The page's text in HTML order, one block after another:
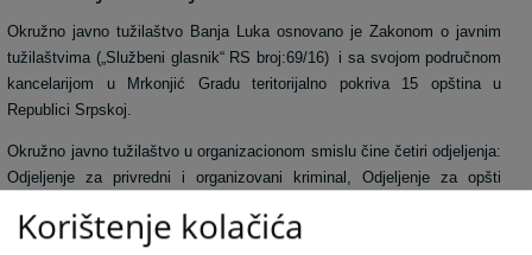
Okružno javno tužilaštvo Banja Luka osnovano je Zakonom o javnim
tužilaštvima („Službeni glasnik“ RS broj:69/16) i sa svojom područnom
kancelarijom u Mrkonjić Gradu teritorijalno pokriva 15 opština u
Republici Srpskoj.
Okružno javno tužilaštvo u organizacionom smislu čine četiri odjeljenja:
Odjeljenje za privredni i organizovani kriminal, Odjeljenje za opšti
rukovodi i predstavlja ih glavni okružni javni tužilac, dva zamjenika i 31
Korištenje kolačića